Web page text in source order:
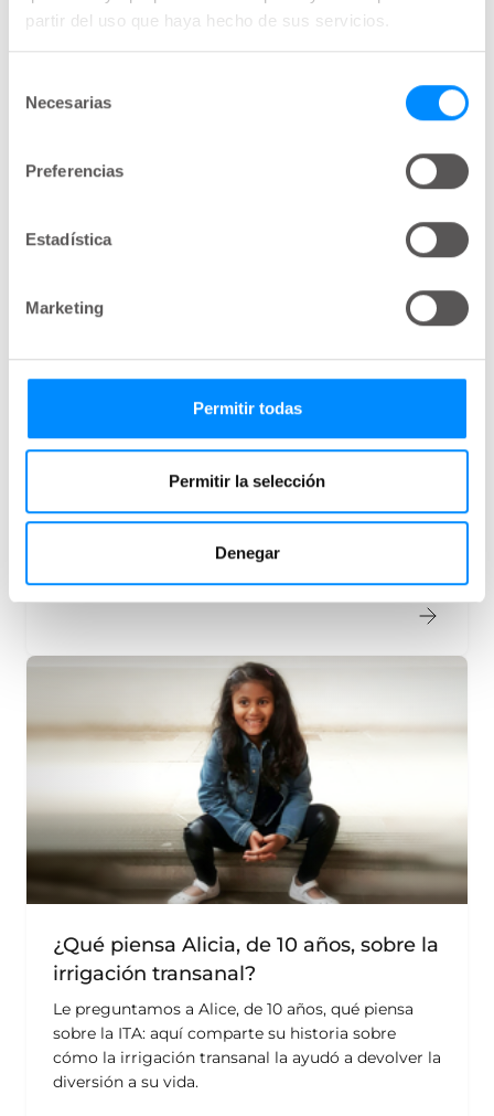
partir del uso que haya hecho de sus servicios.
Necesarias
Preferencias
Estadística
Marketing
Permitir todas
Permitir la selección
Denegar
Cómo empezó Sarah la irrigación
transanal con Navina
Sarah comparte su historia sobre cómo encontró
una solución a sus síntomas de Trastorno
¿Qué piensa Alicia, de 10 años, sobre la
irrigación transanal?
Le preguntamos a Alice, de 10 años, qué piensa
sobre la ITA: aquí comparte su historia sobre
cómo la irrigación transanal la ayudó a devolver la
diversión a su vida.